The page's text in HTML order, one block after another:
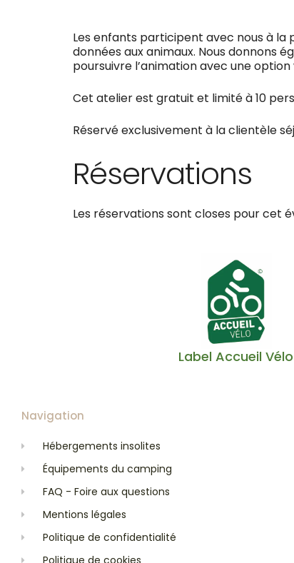
Les enfants participent avec nous à
données aux animaux. Nous donnons
poursuivre l’animation avec une
Cet atelier est gratuit et limité à 10
Réservé exclusivement à la clientèle
Réservations
Les réservations sont closes pour cet
Label Accueil Vélo
Navigation
Hébergements insolites
Équipements du camping
FAQ - Foire aux questions
Mentions légales
Politique de confidentialité